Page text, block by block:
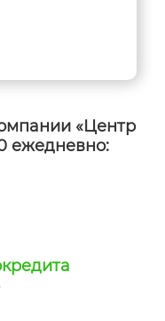
«Центр
ежедневно: